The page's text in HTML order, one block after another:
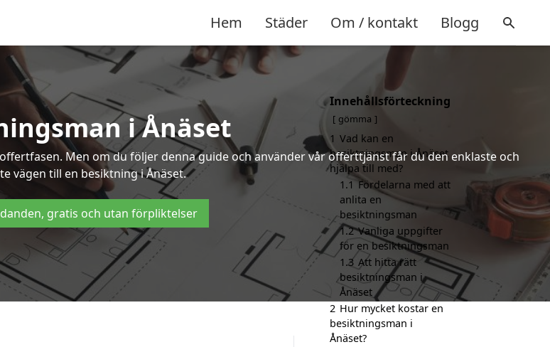
Hem Städer Om / kontakt Blogg
i Ånäset
Men om du följer denna guide och använder vår offerttjänst får du den enklaste och
vägen till en besiktning i Ånäset.
gratis och utan förpliktelser
Innehållsförteckning
gömma
1 Vad kan en
besiktningsman i Ånäset
hjälpa till med?
1.1 Fördelarna med att
anlita en
besiktningsman
1.2 Vanliga uppgifter
för en besiktningsman
1.3 Att hitta rätt
besiktningsman i
Ånäset
2 Hur mycket kostar en
besiktningsman i
Ånäset?